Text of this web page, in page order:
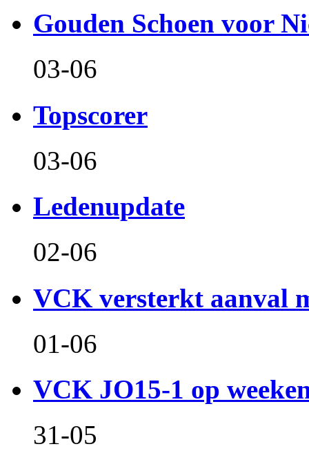
Gouden Schoen voor
03-06
Topscorer
03-06
Ledenupdate
02-06
VCK versterkt aanval
01-06
VCK JO15-1 op
31-05